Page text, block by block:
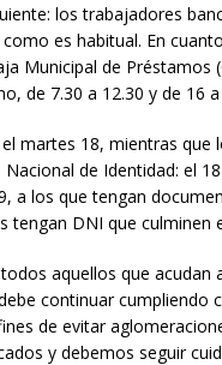
los trabajadores
es habitual. En
Municipal de Préstamos
de 7.30 a 12.30 y de 16 a
martes 18, mientras que
de Identidad: el
a los que tengan
tengan DNI que culminen
aquellos que acudan
continuar cumpliendo
de evitar
y debemos seguir